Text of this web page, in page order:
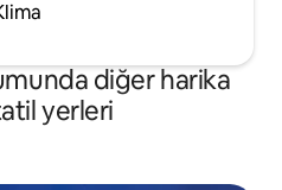
diğer harika
yerleri